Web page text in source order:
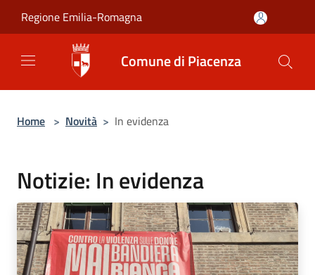
Regione Emilia-Romagna
Comune di Piacenza
Home > Novità > In evidenza
Notizie: In evidenza